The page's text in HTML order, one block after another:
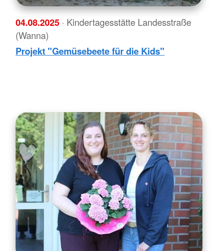
04.08.2025 · Kindertagesstätte Landesstraße
(Wanna)
Projekt "Gemüsebeete für die Kids"